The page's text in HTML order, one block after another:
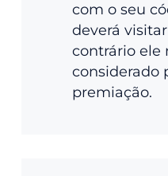
com o seu
deverá
contrário ele
considerado
premiação.